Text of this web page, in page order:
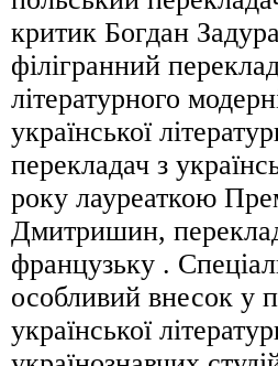
критик Богдан
філігранний
літературного
української
перекладач з
року лауреаткою
Дмитришин,
французьку .
особливий внесок у
української